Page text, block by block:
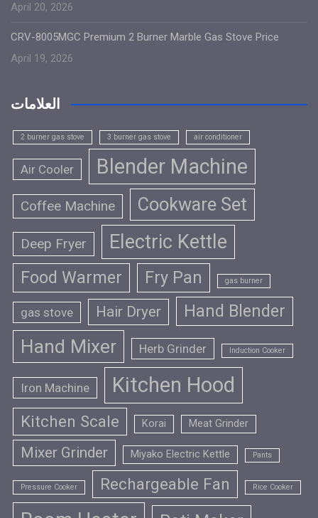
April 20, 2026
CRV-8005MGC Premium 2 Burner Marble Gas Stove Price
April 19, 2026
العلامات
2 burner gas stove 3 burner gas stove air conditioner
Air Cooler Blender Machine
Coffee Machine Cookware Set
Deep Fryer Electric Kettle
Food Warmer Fry Pan gas burner
gas stove Hair Dryer Hand Blender
Hand Mixer Herb Grinder Induction Cooker
Iron Machine Kitchen Hood
Kitchen Scale Korai Meat Grinder
Mixer Grinder Miyako Electric Kettle Pants
Pressure Cooker Rechargeable Fan Rice Cooker